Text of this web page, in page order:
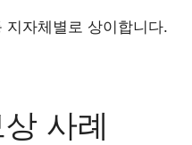
자체별로 상이합니다.
사례